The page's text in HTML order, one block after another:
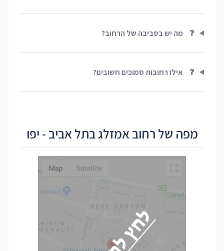
❓ מה יש בסביבה של הרחוב?
❓ אילו רחובות סמוכים חשובים?
מפה של רחוב אמזלג בתל אביב - יפו